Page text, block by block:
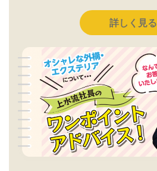
詳しく見る